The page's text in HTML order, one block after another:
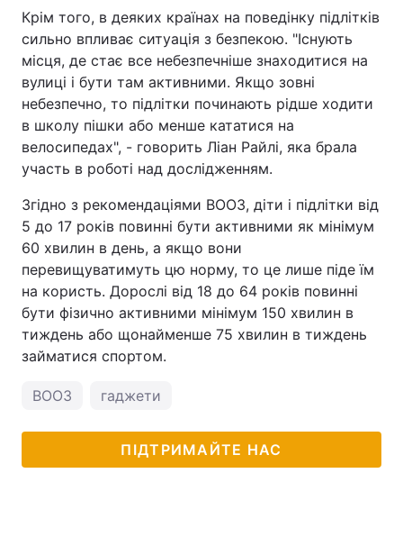
Крім того, в деяких країнах на поведінку підлітків
сильно впливає ситуація з безпекою. "Існують
місця, де стає все небезпечніше знаходитися на
вулиці і бути там активними. Якщо зовні
небезпечно, то підлітки починають рідше ходити
в школу пішки або менше кататися на
велосипедах", - говорить Ліан Райлі, яка брала
участь в роботі над дослідженням.
Згідно з рекомендаціями ВООЗ, діти і підлітки від
5 до 17 років повинні бути активними як мінімум
60 хвилин в день, а якщо вони
перевищуватимуть цю норму, то це лише піде їм
на користь. Дорослі від 18 до 64 років повинні
бути фізично активними мінімум 150 хвилин в
тиждень або щонайменше 75 хвилин в тиждень
займатися спортом.
ВООЗ гаджети
ПІДТРИМАЙТЕ НАС